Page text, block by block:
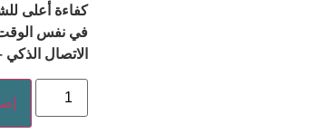
في نفس الوقت،
الاتصال